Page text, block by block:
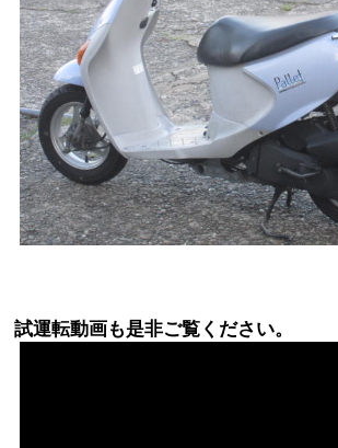
試運転動画も是非ご覧ください。